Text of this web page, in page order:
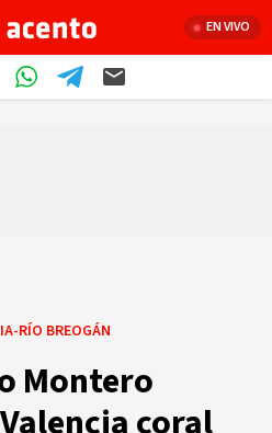
EN VIVO
RÍO BREOGÁN
Montero